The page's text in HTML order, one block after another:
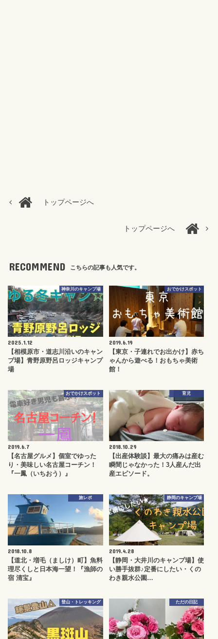
トップページへ
トップページへ
RECOMMEND こちらの記事も人気です。
神奈川のキャンプ場
2025.1.12
【相模原市・道志川沿いのキャン
プ場】青野原野呂ロッジキャンプ
場
おでかけスポット
2019.6.19
【東京・子連れでお出かけ】赤ち
ゃんから遊べる！おもちゃ美術
館！
おでかけスポット
2019.6.7
【名古屋グルメ】個室でゆった
り・美味しい名古屋コーチン！
『一鳳（いちおう）』
育児
2018.10.29
【出産体験談】最大の痛みは産む
瞬間じゃなかった！3人産んだ出
産エピソード。
旅レポ
2018.10.8
【道北・増毛（ましけ）町】魚料
理尽くしと日本海一望！『漁師の
宿 清宝』
静岡のキャンプ場
2019.4.28
【静岡・大井川のキャンプ場】使
い勝手抜群♪定番にしたい・くの
わき親水公園…
登山・トレッキング ただの日記